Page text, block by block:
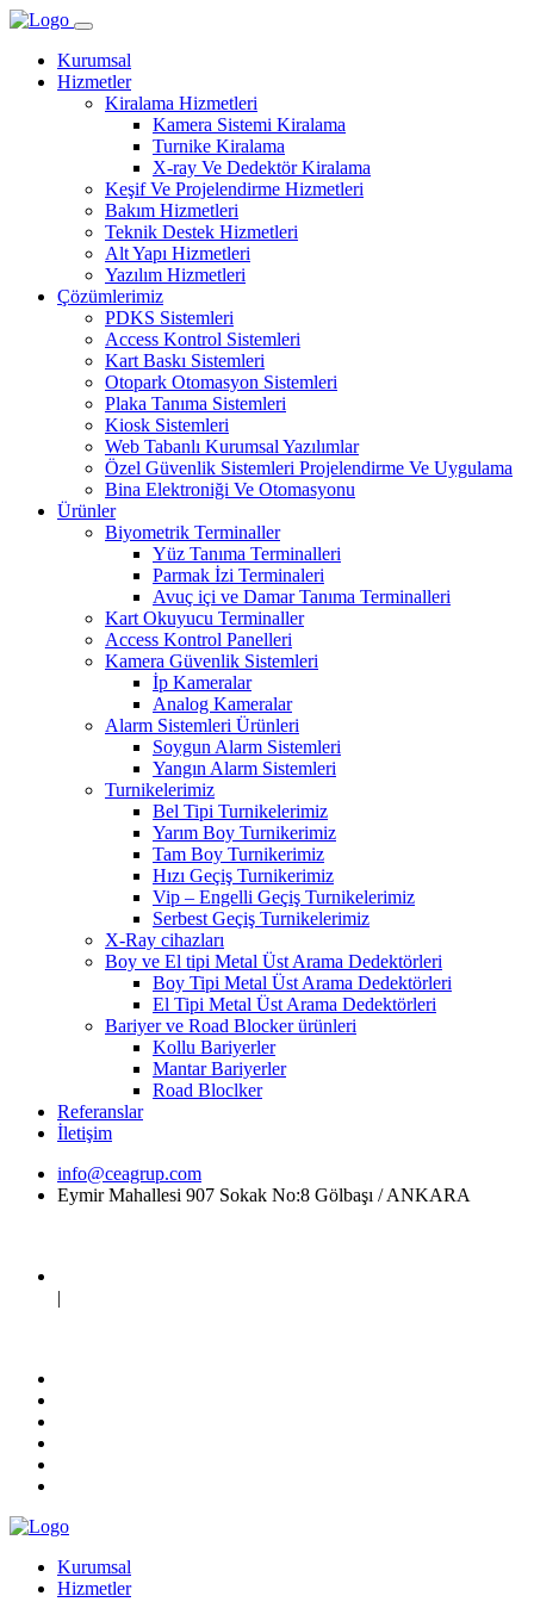
Kurumsal
Hizmetler
Kiralama Hizmetleri
Kamera Sistemi Kiralama
Turnike Kiralama
X-ray Ve Dedektör Kiralama
Keşif Ve Projelendirme Hizmetleri
Bakım Hizmetleri
Teknik Destek Hizmetleri
Alt Yapı Hizmetleri
Yazılım Hizmetleri
Çözümlerimiz
PDKS Sistemleri
Access Kontrol Sistemleri
Kart Baskı Sistemleri
Otopark Otomasyon Sistemleri
Plaka Tanıma Sistemleri
Kiosk Sistemleri
Web Tabanlı Kurumsal Yazılımlar
Özel Güvenlik Sistemleri Projelendirme Ve Uygulama
Bina Elektroniği Ve Otomasyonu
Ürünler
Biyometrik Terminaller
Yüz Tanıma Terminalleri
Parmak İzi Terminaleri
Avuç içi ve Damar Tanıma Terminalleri
Kart Okuyucu Terminaller
Access Kontrol Panelleri
Kamera Güvenlik Sistemleri
İp Kameralar
Analog Kameralar
Alarm Sistemleri Ürünleri
Soygun Alarm Sistemleri
Yangın Alarm Sistemleri
Turnikelerimiz
Bel Tipi Turnikelerimiz
Yarım Boy Turnikerimiz
Tam Boy Turnikerimiz
Hızı Geçiş Turnikerimiz
Vip – Engelli Geçiş Turnikelerimiz
Serbest Geçiş Turnikelerimiz
X-Ray cihazları
Boy ve El tipi Metal Üst Arama Dedektörleri
Boy Tipi Metal Üst Arama Dedektörleri
El Tipi Metal Üst Arama Dedektörleri
Bariyer ve Road Blocker ürünleri
Kollu Bariyerler
Mantar Bariyerler
Road Bloclker
Referanslar
İletişim
info@ceagrup.com
Eymir Mahallesi 907 Sokak No:8 Gölbaşı / ANKARA
|
Kurumsal
Hizmetler